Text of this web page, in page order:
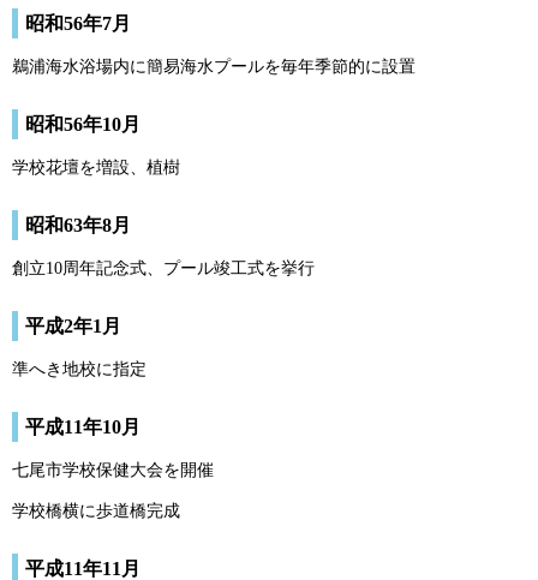
昭和56年7月
鵜浦海水浴場内に簡易海水プールを毎年季節的に設置
昭和56年10月
学校花壇を増設、植樹
昭和63年8月
創立10周年記念式、プール竣工式を挙行
平成2年1月
準へき地校に指定
平成11年10月
七尾市学校保健大会を開催
学校橋横に歩道橋完成
平成11年11月